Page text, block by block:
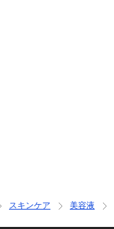
スキンケア 美容液